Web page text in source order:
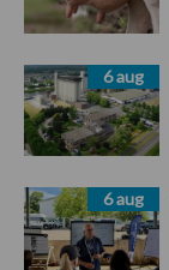
6 aug
6 aug